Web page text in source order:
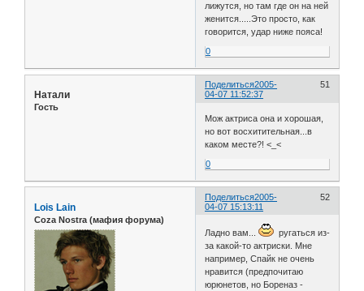
лижутся, но там где он на ней
женится.....Это просто, как
говорится, удар ниже пояса!
0
Поделиться 51
2005-
04-07 11:52:37
Натали
Гость
Мож актриса она и хорошая,
но вот восхитительная...в
каком месте?! <_<
0
Поделиться 52
2005-
04-07 15:13:11
Lois Lain
Coza Nostra (мафия форума)
Ладно вам...
ругаться из-
за какой-то актриски. Мне
например, Спайк не очень
нравится (предпочитаю
юрюнетов, но Бореназ -